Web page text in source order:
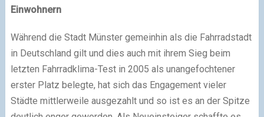
Einwohnern
Während die Stadt Münster gemeinhin als die Fahrradstadt
in Deutschland gilt und dies auch mit ihrem Sieg beim
letzten Fahrradklima-Test in 2005 als unangefochtener
erster Platz belegte, hat sich das Engagement vieler
Städte mittlerweile ausgezahlt und so ist es an der Spitze